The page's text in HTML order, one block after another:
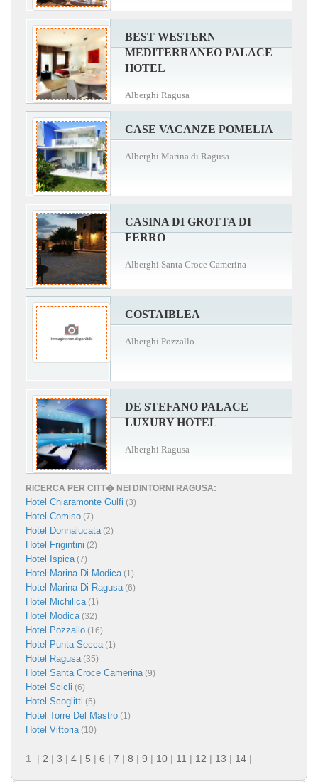
BEST WESTERN
MEDITERRANEO PALACE
HOTEL
Alberghi Ragusa
CASE VACANZE POMELIA
Alberghi Marina di Ragusa
CASINA DI GROTTA DI
FERRO
Alberghi Santa Croce Camerina
COSTAIBLEA
Alberghi Pozzallo
DE STEFANO PALACE
LUXURY HOTEL
Alberghi Ragusa
RICERCA PER CITT� NEI DINTORNI RAGUSA:
Hotel Chiaramonte Gulfi (3)
Hotel Comiso (7)
Hotel Donnalucata(2)
Hotel Frigintini (2)
Hotel Ispica(7)
Hotel Marina Di Modica(1)
Hotel Marina Di Ragusa(6)
Hotel Michilica(1)
Hotel Modica(32)
Hotel Pozzallo (16)
Hotel Punta Secca(1)
Hotel Ragusa(35)
Hotel Santa Croce Camerina(9)
Hotel Scicli (6)
Hotel Scoglitti (5)
Hotel Torre Del Mastro (1)
Hotel Vittoria(10)
1 | 2 | 3 | 4 | 5 | 6 | 7 | 8 | 9 | 10 | 11 | 12 | 13 | 14 |